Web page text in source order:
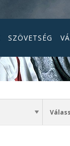
SZÖVETSÉG